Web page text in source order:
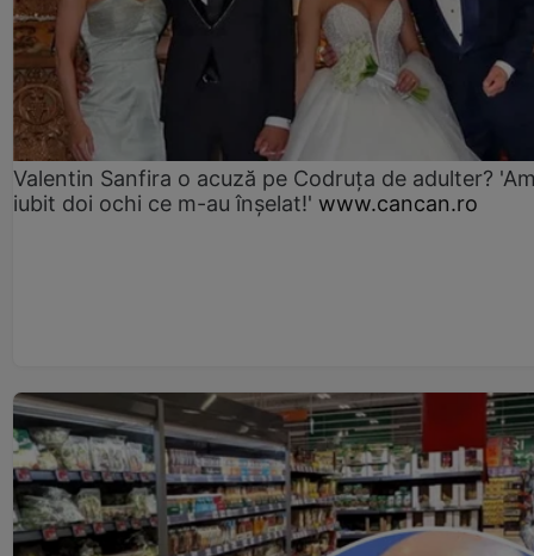
Valentin Sanfira o acuză pe Codruța de adulter?
iubit doi ochi ce m-au înșelat!' www.cancan.ro